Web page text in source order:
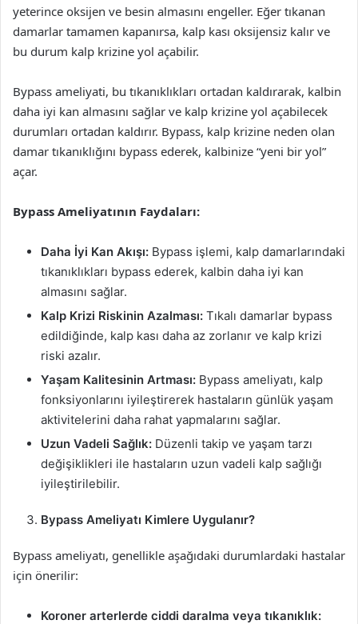
yeterince oksijen ve besin almasını engeller. Eğer tıkanan
damarlar tamamen kapanırsa, kalp kası oksijensiz kalır ve
bu durum kalp krizine yol açabilir.
Bypass ameliyati, bu tıkanıklıkları ortadan kaldırarak, kalbin
daha iyi kan almasını sağlar ve kalp krizine yol açabilecek
durumları ortadan kaldırır. Bypass, kalp krizine neden olan
damar tıkanıklığını bypass ederek, kalbinize “yeni bir yol”
açar.
Bypass Ameliyatının Faydaları:
Daha İyi Kan Akışı: Bypass işlemi, kalp damarlarındaki
tıkanıklıkları bypass ederek, kalbin daha iyi kan
almasını sağlar.
Kalp Krizi Riskinin Azalması: Tıkalı damarlar bypass
edildiğinde, kalp kası daha az zorlanır ve kalp krizi
riski azalır.
Yaşam Kalitesinin Artması: Bypass ameliyatı, kalp
fonksiyonlarını iyileştirerek hastaların günlük yaşam
aktivitelerini daha rahat yapmalarını sağlar.
Uzun Vadeli Sağlık: Düzenli takip ve yaşam tarzı
değişiklikleri ile hastaların uzun vadeli kalp sağlığı
iyileştirilebilir.
Bypass Ameliyatı Kimlere Uygulanır?
Bypass ameliyatı, genellikle aşağıdaki durumlardaki hastalar
için önerilir:
Koroner arterlerde ciddi daralma veya tıkanıklık: